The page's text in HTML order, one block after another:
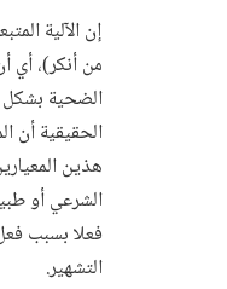
إن الآلية
من أنكر)، أي
الضحية بشكل
الحقيقية أن
هذين
الشرعي أو
فعلا بسبب
التشهير.